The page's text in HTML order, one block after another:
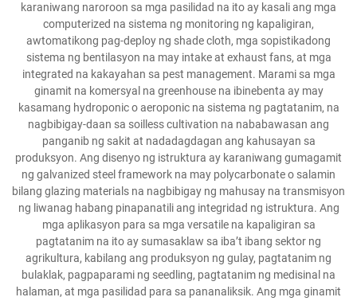
karaniwang naroroon sa mga pasilidad na ito ay kasali ang mga
computerized na sistema ng monitoring ng kapaligiran,
awtomatikong pag-deploy ng shade cloth, mga sopistikadong
sistema ng bentilasyon na may intake at exhaust fans, at mga
integrated na kakayahan sa pest management. Marami sa mga
ginamit na komersyal na greenhouse na ibinebenta ay may
kasamang hydroponic o aeroponic na sistema ng pagtatanim, na
nagbibigay-daan sa soilless cultivation na nababawasan ang
panganib ng sakit at nadadagdagan ang kahusayan sa
produksyon. Ang disenyo ng istruktura ay karaniwang gumagamit
ng galvanized steel framework na may polycarbonate o salamin
bilang glazing materials na nagbibigay ng mahusay na transmisyon
ng liwanag habang pinapanatili ang integridad ng istruktura. Ang
mga aplikasyon para sa mga versatile na kapaligiran sa
pagtatanim na ito ay sumasaklaw sa iba’t ibang sektor ng
agrikultura, kabilang ang produksyon ng gulay, pagtatanim ng
bulaklak, pagpaparami ng seedling, pagtatanim ng medisinal na
halaman, at mga pasilidad para sa pananaliksik. Ang mga ginamit